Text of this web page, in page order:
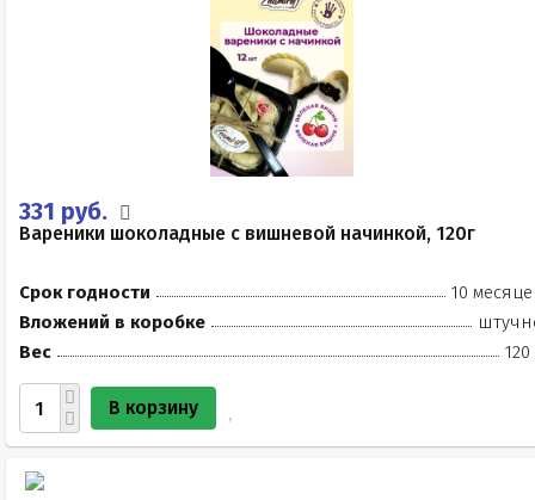
331 руб.
Вареники шоколадные с вишневой начинкой, 120г
Срок годности
10
Вложений в коробке
Вес
120
В корзину